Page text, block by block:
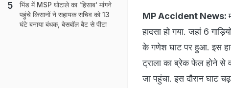
MP Accident News:
हादसा हो गया. जहां 6
के गणेश घाट पर हुआ. इस
ट्राला का ब्रेक फेल होने से
जा पहुंचा. इस दौरान
भिंड में MSP घोटाले का 'हिसाब' मांगने
पहुंचे किसानों ने सहायक सचिव को 13
घंटे बनाया बंधक, बेसबॉल बैट से पीटा